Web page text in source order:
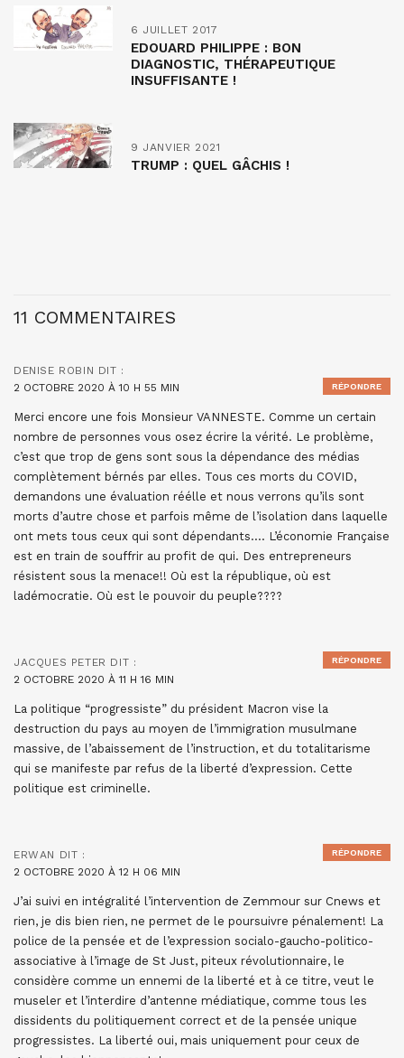
6 JUILLET 2017
EDOUARD PHILIPPE : BON
DIAGNOSTIC, THÉRAPEUTIQUE
INSUFFISANTE !
9 JANVIER 2021
TRUMP : QUEL GÂCHIS !
11 COMMENTAIRES
DENISE ROBIN DIT :
2 OCTOBRE 2020 À 10 H 55 MIN
Merci encore une fois Monsieur VANNESTE. Comme un certain
nombre de personnes vous osez écrire la vérité. Le problème,
c’est que trop de gens sont sous la dépendance des médias
complètement bérnés par elles. Tous ces morts du COVID,
demandons une évaluation réélle et nous verrons qu’ils sont
morts d’autre chose et parfois même de l’isolation dans laquelle
ont mets tous ceux qui sont dépendants…. L’économie Française
est en train de souffrir au profit de qui. Des entrepreneurs
résistent sous la menace!! Où est la république, où est
ladémocratie. Où est le pouvoir du peuple????
RÉPONDRE
JACQUES PETER DIT :
2 OCTOBRE 2020 À 11 H 16 MIN
La politique “progressiste” du président Macron vise la
destruction du pays au moyen de l’immigration musulmane
massive, de l’abaissement de l’instruction, et du totalitarisme
qui se manifeste par refus de la liberté d’expression. Cette
politique est criminelle.
RÉPONDRE
ERWAN DIT :
2 OCTOBRE 2020 À 12 H 06 MIN
J’ai suivi en intégralité l’intervention de Zemmour sur Cnews et
rien, je dis bien rien, ne permet de le poursuivre pénalement! La
police de la pensée et de l’expression socialo-gaucho-politico-
associative à l’image de St Just, piteux révolutionnaire, le
considère comme un ennemi de la liberté et à ce titre, veut le
museler et l’interdire d’antenne médiatique, comme tous les
dissidents du politiquement correct et de la pensée unique
progressistes. La liberté oui, mais uniquement pour ceux de
RÉPONDRE